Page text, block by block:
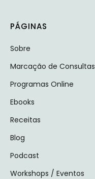
PÁGINAS
Sobre
Marcação de Consultas
Programas Online
Ebooks
Receitas
Blog
Podcast
Workshops / Eventos